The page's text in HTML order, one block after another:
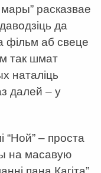
мары” расказвае
да
фільм аб свеце
так шмат
наталіць
далей – у
“Ной” – проста
на масавую